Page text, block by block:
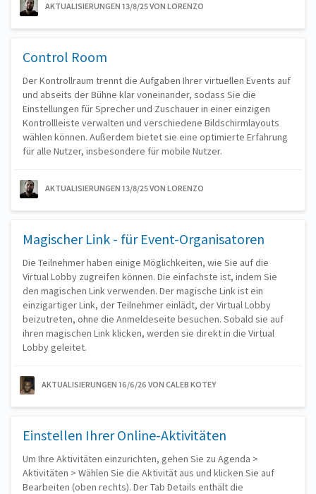
AKTUALISIERUNGEN 13/8/25VON LORENZO
Control Room
Der Kontrollraum trennt die Aufgaben Ihrer virtuellen Events auf
und abseits der Bühne klar voneinander, sodass Sie die
Einstellungen für Sprecher und Zuschauer in einer einzigen
Kontrollleiste verwalten und verschiedene Bildschirmlayouts
wählen können. Außerdem bietet sie eine optimierte Erfahrung
für alle Nutzer, insbesondere für mobile Nutzer.
AKTUALISIERUNGEN 13/8/25VON LORENZO
Magischer Link - für Event-Organisatoren
Die Teilnehmer haben einige Möglichkeiten, wie Sie auf die
Virtual Lobby zugreifen können. Die einfachste ist, indem Sie
den magischen Link verwenden. Der magische Link ist ein
einzigartiger Link, der Teilnehmer einlädt, der Virtual Lobby
beizutreten, ohne die Anmeldeseite besuchen. Sobald sie auf
ihren magischen Link klicken, werden sie direkt in die Virtual
Lobby geleitet.
AKTUALISIERUNGEN 16/6/26VON CALEB KOTEY
Einstellen Ihrer Online-Aktivitäten
Um Ihre Aktivitäten einzurichten, gehen Sie zu Agenda >
Aktivitäten > Wählen Sie die Aktivität aus und klicken Sie auf
Bearbeiten (oben rechts). Der Tab Details enthält die